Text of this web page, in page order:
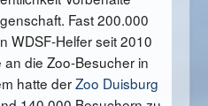
Fast 200.000
WDSF-Helfer seit 2010
die Zoo-Besucher in
hatte derZoo Duisburg